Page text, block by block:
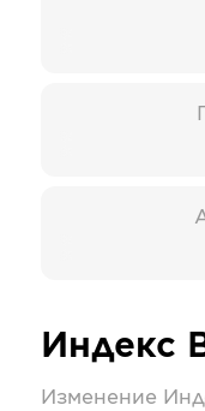
Индекс
Изменение